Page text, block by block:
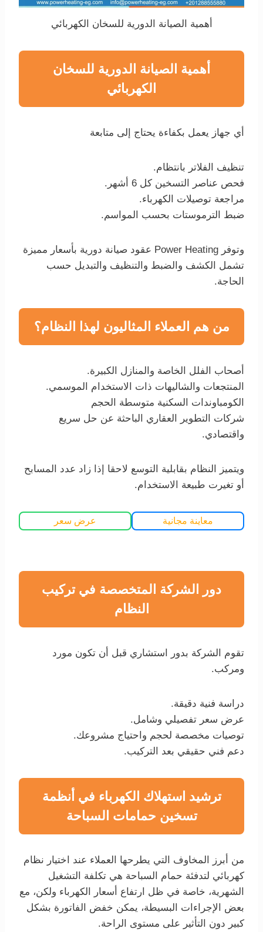
أهمية الصيانة الدورية للسخان الكهربائي
أهمية الصيانة الدورية للسخان
الكهربائي
أي جهاز يعمل بكفاءة يحتاج إلى متابعة
تنظيف الفلاتر بانتظام.
فحص عناصر التسخين كل 6 أشهر.
مراجعة توصيلات الكهرباء.
ضبط الترموستات بحسب المواسم.
وتوفر Power Heating عقود صيانة دورية بأسعار مميزة
تشمل الكشف والضبط والتنظيف والتبديل حسب
الحاجة.
من هم العملاء المثاليون لهذا النظام؟
أصحاب الفلل الخاصة والمنازل الكبيرة.
المنتجعات والشاليهات ذات الاستخدام الموسمي.
الكومباوندات السكنية متوسطة الحجم
شركات التطوير العقاري الباحثة عن حل سريع
واقتصادي.
ويتميز النظام بقابلية التوسع لاحقا إذا زاد عدد المسابح
أو تغيرت طبيعة الاستخدام.
معاينة مجانية عرض سعر
دور الشركة المتخصصة في تركيب
النظام
تقوم الشركة بدور استشاري قبل أن تكون مورد
ومركب.
دراسة فنية دقيقة.
عرض سعر تفصيلي وشامل.
توصيات مخصصة لحجم واحتياج مشروعك.
دعم فني حقيقي بعد التركيب.
ترشيد استهلاك الكهرباء في أنظمة
تسخين حمامات السباحة
من أبرز المخاوف التي يطرحها العملاء عند اختيار نظام
كهربائي لتدفئة حمام السباحة هي تكلفة التشغيل
الشهرية، خاصة في ظل ارتفاع أسعار الكهرباء ولكن، مع
بعض الإجراءات البسيطة، يمكن خفض الفاتورة بشكل
كبير دون التأثير على مستوى الراحة.